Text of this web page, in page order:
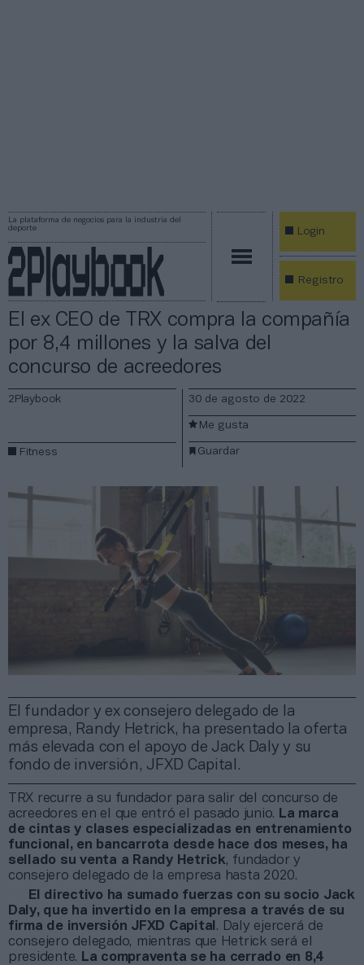
La plataforma de negocios para la industria del
deporte
Login
Registro
El ex CEO de TRX compra la compañía
por 8,4 millones y la salva del
concurso de acreedores
El fundador y ex consejero delegado de la
empresa, Randy Hetrick, ha presentado la oferta
más elevada con el apoyo de Jack Daly y su
fondo de inversión, JFXD Capital.
2Playbook
Fitness
30 de agosto de 2022
Guardar
Me gusta
TRX recurre a su fundador para salir del concurso de
acreedores en el que entró el pasado junio. La marca
de cintas y clases especializadas en entrenamiento
funcional, en bancarrota desde hace dos meses, ha
sellado su venta a Randy Hetrick, fundador y
consejero delegado de la empresa hasta 2020.
El directivo ha sumado fuerzas con su socio Jack
Daly, que ha invertido en la empresa a través de su
firma de inversión JFXD Capital . Daly ejercerá de
consejero delegado, mientras que Hetrick será el
presidente. La compraventa se ha cerrado en 8,4